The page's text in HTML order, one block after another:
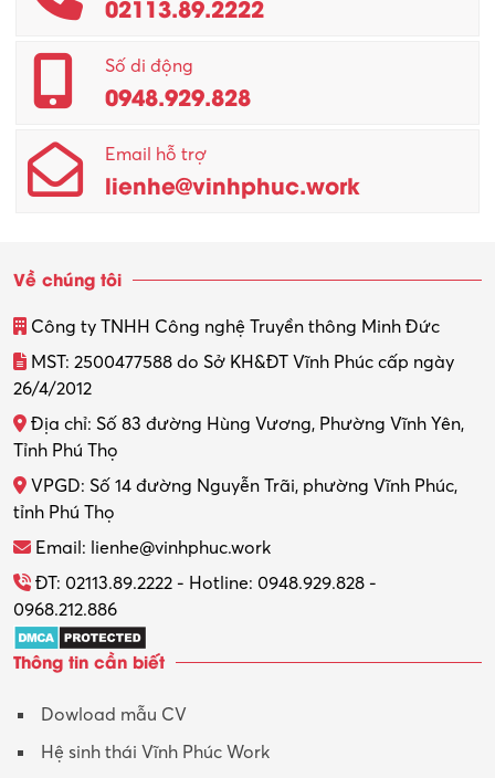
Promotion Girl (PG)
Quản lý – Giám đốc
Quản lý chất lượng – QC
Quản lý sản xuất
Quản trị kinh doanh
Thiết kế nội thất
Thợ máy – Ô tô – Xe máy
Thực tập
Tổ chức sự kiện – Quà tặng
Trợ lý
Tư vấn
Tư vấn – Kiến trúc
02113.89.2222
Số di động
0948.929.828
Email hỗ trợ
lienhe@vinhphuc.work
Về chúng tôi
Công ty TNHH Công nghệ Truyền thông Minh Đức
MST: 2500477588 do Sở KH&ĐT Vĩnh Phúc cấp ngày
26/4/2012
Địa chỉ: Số 83 đường Hùng Vương, Phường Vĩnh Yên,
Tỉnh Phú Thọ
VPGD: Số 14 đường Nguyễn Trãi, phường Vĩnh Phúc,
tỉnh Phú Thọ
Email: lienhe@vinhphuc.work
ĐT: 02113.89.2222 - Hotline: 0948.929.828 -
0968.212.886
Thông tin cần biết
Dowload mẫu CV
Hệ sinh thái Vĩnh Phúc Work